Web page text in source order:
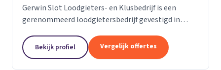
Gerwin Slot Loodgieters- en Klusbedrijf is een
gerenommeerd loodgietersbedrijf gevestigd in
ons onderscheiden door onze expertise en
toewijding aan...
Bekijk profiel Vergelijk offertes